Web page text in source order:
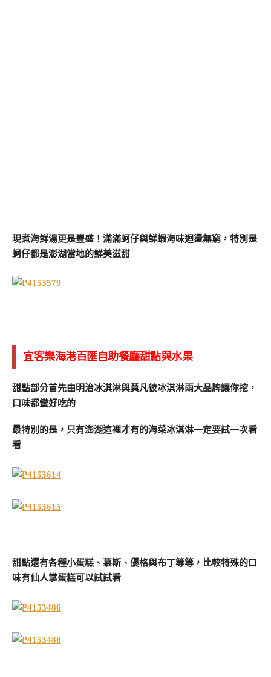
現煮海鮮湯更是豐盛！滿滿蚵仔與鮮蝦海味迴盪無窮，特別是
蚵仔都是澎湖當地的鮮美滋甜
宜客樂海港百匯自助餐廳甜點與水果
甜點部分首先由明治冰淇淋與莫凡彼冰淇淋兩大品牌讓你挖，
口味都蠻好吃的
最特別的是，只有澎湖這裡才有的海菜冰淇淋一定要試一次看
看
甜點還有各種小蛋糕、慕斯、優格與布丁等等，比較特殊的口
味有仙人掌蛋糕可以試試看